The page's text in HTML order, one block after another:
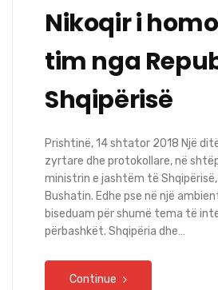
Nikoqir i
tim nga
Shqipërisë
Prishtinë, 14 shtator 2018 Një
zyrtare dhe protokollare, në
ministrin e jashtëm të
Bushatin. Edhe pse në një
biseduam për shumë tema të
përbashkët. Shqipëria dhe…
Continue